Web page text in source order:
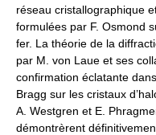
réseau cristallographique
formulées par F. Osmond
fer. La théorie de la
par M. von Laue et ses
confirmation éclatante
Bragg sur les cristaux
A. Westgren et E.
démontrèrent